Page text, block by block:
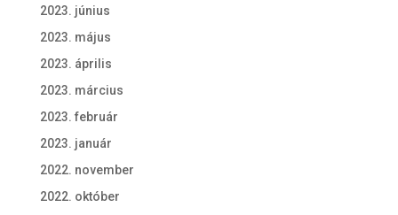
2023. június
2023. május
2023. április
2023. március
2023. február
2023. január
2022. november
2022. október